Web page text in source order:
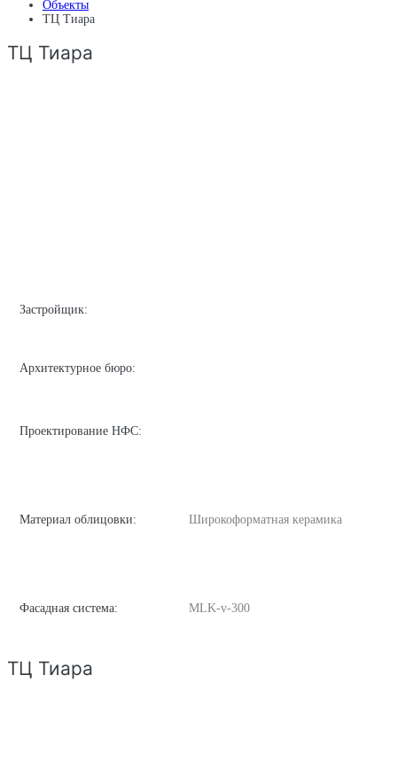
Объекты
ТЦ Тиара
ТЦ Тиара
Застройщик:
Архитектурное бюро:
Проектирование НФС:
Материал облицовки: Широкоформатная керамика
Фасадная система: MLK-v-300
ТЦ Тиара